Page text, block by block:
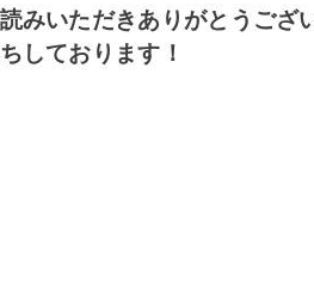
みいただきありがとうご
しております！